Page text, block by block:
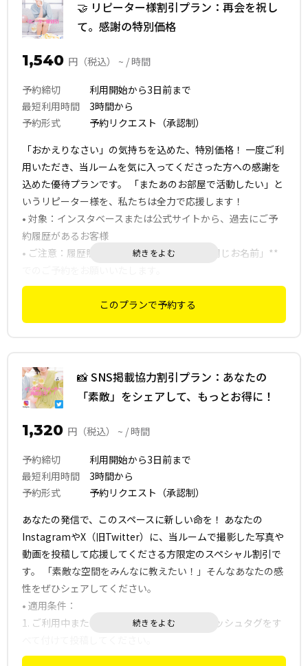
🤝 リピーター様割引プラン：再会を祝し
て。感謝の特別価格
1,540 円（税込） ~ / 時間
予約締切 利用開始から3日前まで
最短利用時間 3時間から
予約形式 予約リクエスト（承認制）
「おかえりなさい」の気持ちを込めた、特別価格！ 一度ご利
用いただき、当ルームを気に入ってくださった方への感謝を
込めた優待プランです。 「またあのお部屋で活動したい」と
いうリピーター様を、私たちは全力で応援します！
• 対象：インスタベースまたは公式サイトから、過去にご予
約履歴があるお客様
• ご注意：履歴照合のため、必ず**「前回と同じお名前」**
このプランで予約する
📸 SNS掲載協力割引プラン：あなたの
「素敵」をシェアして、もっとお得に！
1,320 円（税込） ~ / 時間
予約締切 利用開始から3日前まで
最短利用時間 3時間から
予約形式 予約リクエスト（承認制）
あなたの発信で、このスペースに新しい命を！ あなたの
InstagramやX（旧Twitter）に、当ルームで撮影した写真や
動画を投稿して応援してくださる方限定のスペシャル割引で
す。 「素敵な空間をみんなに教えたい！」そんなあなたの感
性をぜひシェアしてください。
• 適用条件：
1. ご利用中またはご利用後に、以下の指定ハッシュタグをす
2. 投稿画面のスクリーンショットを当社までお送りいただけ